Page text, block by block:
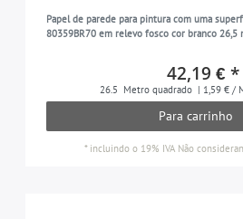
Papel de parede para pintura com uma
80359BR70 em relevo fosco cor branco 26,5
42,19 € *
26.5 Metro quadrado | 1,59 € /
Para carrinho
* incluindo o 19% IVA Não